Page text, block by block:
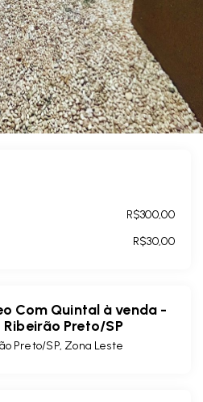
R$300,00
R$30,00
Com Quintal à venda -
Ribeirão Preto/SP
Preto/SP, Zona Leste